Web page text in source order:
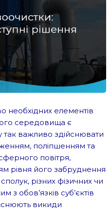
необхідних елементів
середовища є
так важливо здійснювати
поліпшенням та
повітря,
рівня його забруднення
різних фізичних чи
з обов’язків суб’єктів
викиди